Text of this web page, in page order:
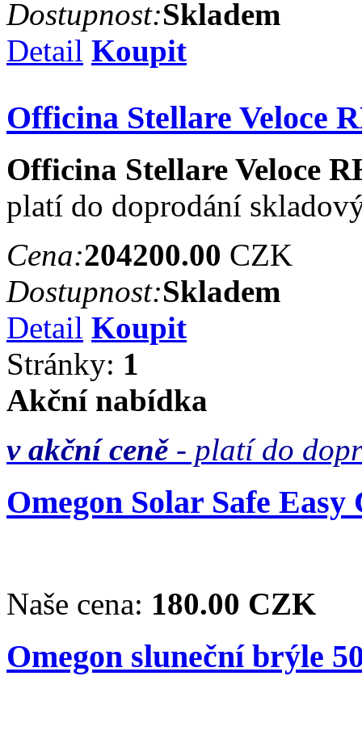
Dostupnost:Skladem
Detail Koupit
Officina Stellare Veloce
Officina Stellare Veloce
platí do doprodání
Cena:204200.00 CZK
Dostupnost:Skladem
Detail Koupit
Stránky: 1
Akční nabídka
v akční ceně - platí do
Omegon Solar Safe
Naše cena: 180.00 CZK
Omegon sluneční brýle